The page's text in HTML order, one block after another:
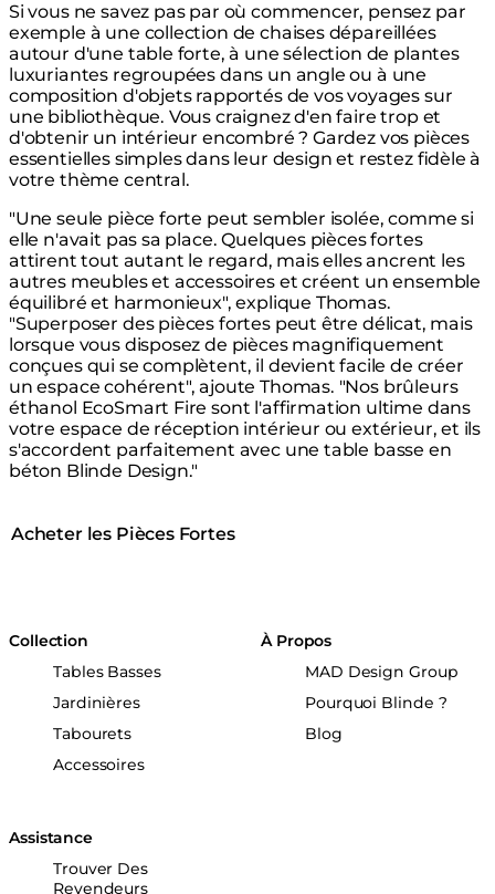
Si vous ne savez pas par où commencer, pensez par
exemple à une collection de chaises dépareillées
autour d'une table forte, à une sélection de plantes
luxuriantes regroupées dans un angle ou à une
composition d'objets rapportés de vos voyages sur
une bibliothèque. Vous craignez d'en faire trop et
d'obtenir un intérieur encombré ? Gardez vos pièces
essentielles simples dans leur design et restez fidèle à
votre thème central.
"Une seule pièce forte peut sembler isolée, comme si
elle n'avait pas sa place. Quelques pièces fortes
attirent tout autant le regard, mais elles ancrent les
autres meubles et accessoires et créent un ensemble
équilibré et harmonieux", explique Thomas.
"Superposer des pièces fortes peut être délicat, mais
lorsque vous disposez de pièces magnifiquement
conçues qui se complètent, il devient facile de créer
un espace cohérent", ajoute Thomas. "Nos brûleurs
éthanol EcoSmart Fire sont l'affirmation ultime dans
votre espace de réception intérieur ou extérieur, et ils
s'accordent parfaitement avec une table basse en
béton Blinde Design."
Acheter les Pièces Fortes
Collection
Tables Basses
Jardinières
Tabourets
Accessoires
À Propos
MAD Design Group
Pourquoi Blinde ?
Blog
Assistance
Trouver Des
Revendeurs